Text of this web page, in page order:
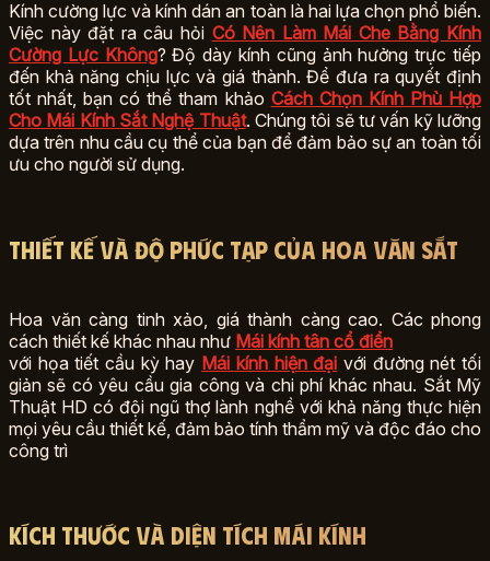
Kính cường lực và kính dán an toàn là hai lựa chọn phổ biến.
Việc này đặt ra câu hỏi Có Nên Làm Mái Che Bằng Kính
Cường Lực Không? Độ dày kính cũng ảnh hưởng trực tiếp
đến khả năng chịu lực và giá thành. Để đưa ra quyết định
tốt nhất, bạn có thể tham khảo Cách Chọn Kính Phù Hợp
Cho Mái Kính Sắt Nghệ Thuật. Chúng tôi sẽ tư vấn kỹ lưỡng
dựa trên nhu cầu cụ thể của bạn để đảm bảo sự an toàn tối
ưu cho người sử dụng.
Thiết kế và độ phức tạp của hoa văn sắt
Hoa văn càng tinh xảo, giá thành càng cao. Các phong
cách thiết kế khác nhau như Mái kính tân cổ điển
với họa tiết cầu kỳ hay Mái kính hiện đại với đường nét tối
giản sẽ có yêu cầu gia công và chi phí khác nhau. Sắt Mỹ
Thuật HD có đội ngũ thợ lành nghề với khả năng thực hiện
mọi yêu cầu thiết kế, đảm bảo tính thẩm mỹ và độc đáo cho
công trì
Kích thước và diện tích mái kính